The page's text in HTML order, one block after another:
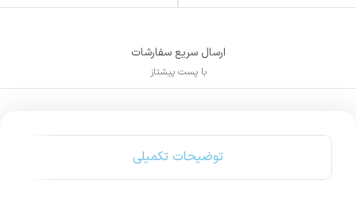
ارسال سریع سفارشات
با پست پیشتاز
توضیحات تکمیلی